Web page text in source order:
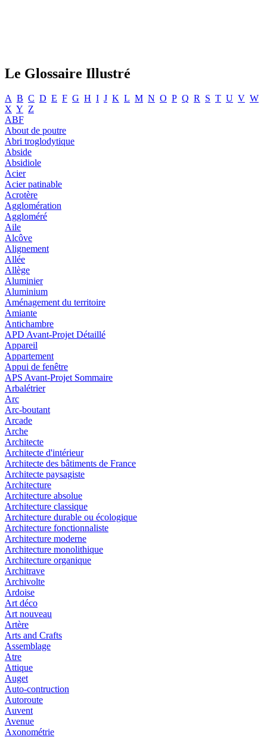
Le Glossaire Illustré
A B C D E F G H I J K L M N O P Q R S T U V W
X Y Z
ABF
About de poutre
Abri troglodytique
Abside
Absidiole
Acier
Acier patinable
Acrotère
Agglomération
Aggloméré
Aile
Alcôve
Alignement
Allée
Allège
Aluminier
Aluminium
Aménagement du territoire
Amiante
Antichambre
APD Avant-Projet Détaillé
Appareil
Appartement
Appui de fenêtre
APS Avant-Projet Sommaire
Arbalétrier
Arc
Arc-boutant
Arcade
Arche
Architecte
Architecte d'intérieur
Architecte des bâtiments de France
Architecte paysagiste
Architecture
Architecture absolue
Architecture classique
Architecture durable ou écologique
Architecture fonctionnaliste
Architecture moderne
Architecture monolithique
Architecture organique
Architrave
Archivolte
Ardoise
Art déco
Art nouveau
Artère
Arts and Crafts
Assemblage
Atre
Attique
Auget
Auto-contruction
Autoroute
Auvent
Avenue
Axonométrie